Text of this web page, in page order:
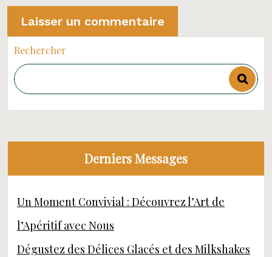
Rechercher
Derniers Messages
Un Moment Convivial : Découvrez l’Art de
l’Apéritif avec Nous
Dégustez des Délices Glacés et des Milkshakes